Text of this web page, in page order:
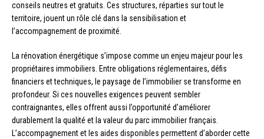
conseils neutres et gratuits. Ces structures, réparties sur tout le
territoire, jouent un rôle clé dans la sensibilisation et
l’accompagnement de proximité.
La rénovation énergétique s’impose comme un enjeu majeur pour les
propriétaires immobiliers. Entre obligations réglementaires, défis
financiers et techniques, le paysage de l’immobilier se transforme en
profondeur. Si ces nouvelles exigences peuvent sembler
contraignantes, elles offrent aussi l’opportunité d’améliorer
durablement la qualité et la valeur du parc immobilier français.
L’accompagnement et les aides disponibles permettent d’aborder cette